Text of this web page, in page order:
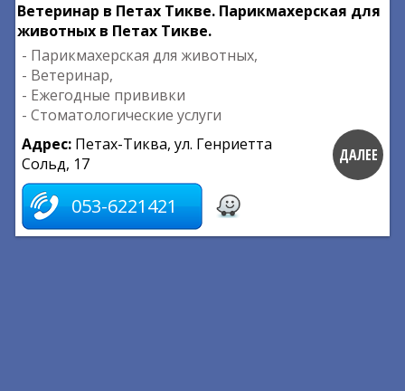
Ветеринар в Петах Тикве. Парикмахерская для
животных в Петах Тикве.
- Парикмахерская для животных,
- Ветеринар,
- Ежегодные прививки
- Стоматологические услуги
Адрес: Петах-Тиква, ул. Генриетта
Сольд, 17
053-6221421
ДАЛЕЕ